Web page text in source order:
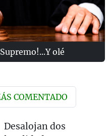
olé
COMENTADO
Desalojan dos